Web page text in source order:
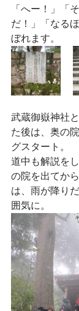
「へー！」「
だ！」「なる
ぼれます。
武蔵御嶽神社
た後は、奥の
グスタート。
道中も解説を
の院を出てか
は、雨が降り
囲気に。